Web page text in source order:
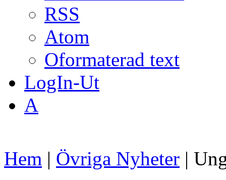
RSS
Atom
Oformaterad text
LogIn-Ut
A
Hem | Övriga Nyheter |